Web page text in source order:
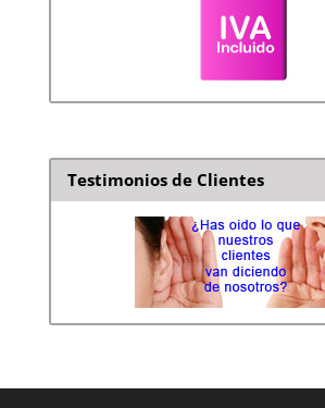
Testimonios de Clientes